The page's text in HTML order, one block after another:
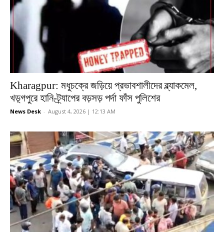
Kharagpur: মধুচক্রে জড়িয়ে প্রভাবশালীদের ব্ল্যাকমেল,
খড়্গপুরে হানি-ট্র্যাপের বড়সড় পর্দা ফাঁস পুলিশের
News Desk - August 4, 2026 | 12:13 AM